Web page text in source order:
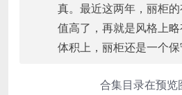
真。最近这两年，丽柜
值高了，再就是风格上
体积上，丽柜还是一个保
合集目录在预览